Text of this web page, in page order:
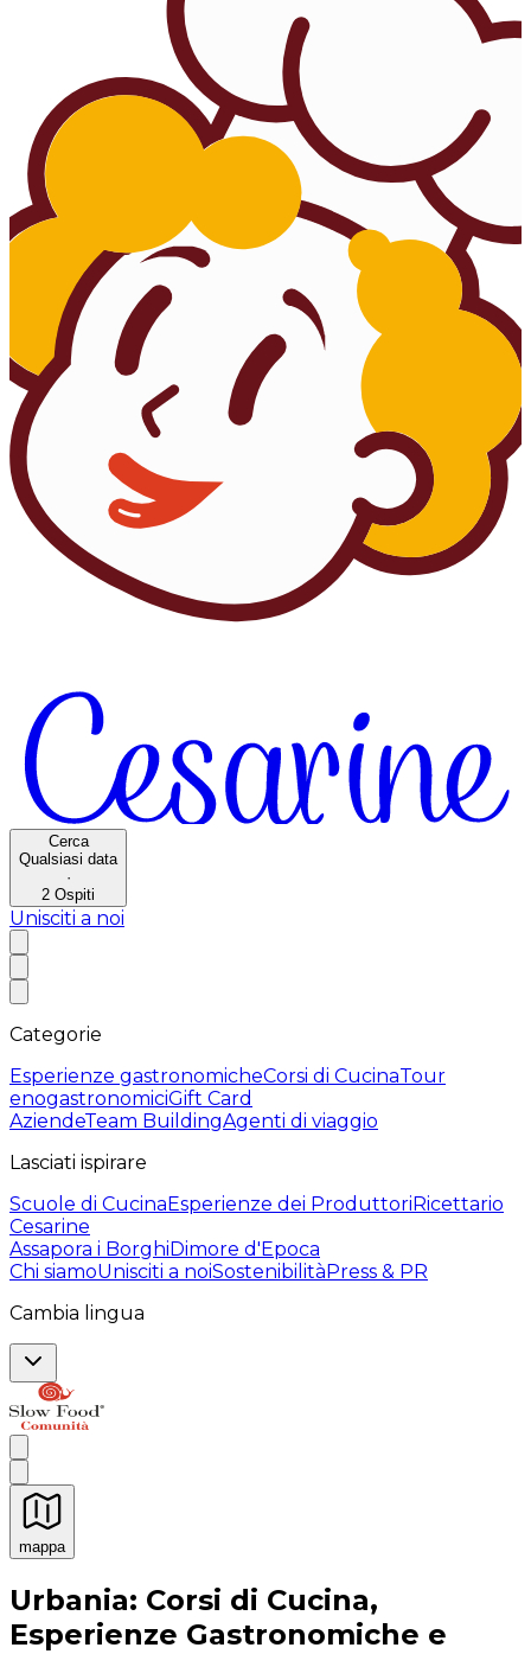
Cerca
Qualsiasi data
·
2 Ospiti
Unisciti a noi
Categorie
Esperienze gastronomicheCorsi di CucinaTour
enogastronomiciGift Card
AziendeTeam BuildingAgenti di viaggio
Lasciati ispirare
Scuole di CucinaEsperienze dei ProduttoriRicettario
Cesarine
Assapora i BorghiDimore d'Epoca
Chi siamoUnisciti a noiSostenibilitàPress & PR
Cambia lingua
mappa
Esperienze culinarie indimenticabili: Esperienze
Urbania: Corsi di Cucina,
Esperienze Gastronomiche e